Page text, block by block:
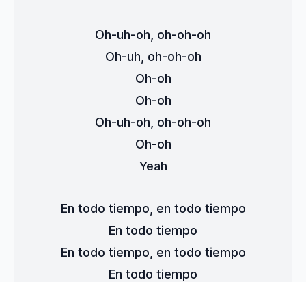
Oh-uh-oh, oh-oh-oh
Oh-uh, oh-oh-oh
Oh-oh
Oh-oh
Oh-uh-oh, oh-oh-oh
Oh-oh
Yeah
En todo tiempo, en todo tiempo
En todo tiempo
En todo tiempo, en todo tiempo
En todo tiempo